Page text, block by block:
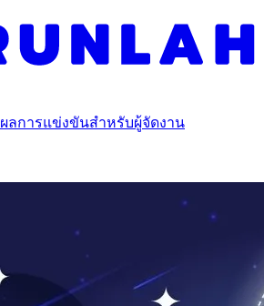
ผลการแข่งขันสำหรับผู้จัดงาน